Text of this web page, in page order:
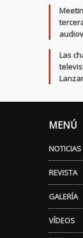
Las
MENÚ
NOTICIAS
REVISTA
GALERÍA
VÍDEOS